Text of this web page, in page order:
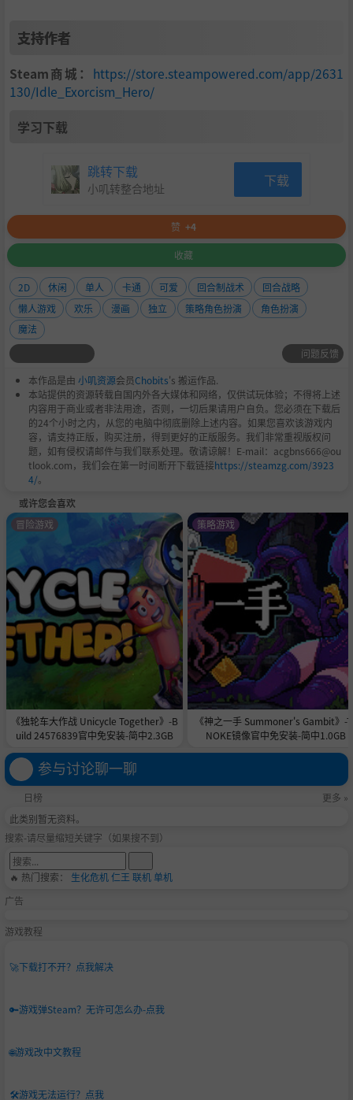
支持作者
Steam商城： https://store.steampowered.com/app/2631
130/Idle_Exorcism_Hero/
学习下载
跳转下载
小叽转整合地址 下载
赞 +4
收藏
2D 休闲 单人 卡通 可爱 回合制战术
回合战略
懒人游戏
欢乐 漫画 独立 策略角色扮演
角色扮演
魔法
问题反馈
本作品是由 小叽资源会员Chobits's 搬运作品.
本站提供的资源转载自国内外各大媒体和网络，仅供试玩体验；不得将上述
内容用于商业或者非法用途，否则，一切后果请用户自负。您必须在下载后
的24个小时之内，从您的电脑中彻底删除上述内容。如果您喜欢该游戏内
容，请支持正版，购买注册，得到更好的正版服务。我们非常重视版权问
题，如有侵权请邮件与我们联系处理。敬请谅解！E-mail：acgbns666@ou
tlook.com，我们会在第一时间断开下载链接https://steamzg.com/3923
4/。
或许您会喜欢
《独轮车大作战 Unicycle Together》-B
uild 24576839官中免安装-简中2.3GB
冒险游戏
《神之一手 Summoner's Gambit》-
NOKE镜像官中免安装-简中1.0GB
策略游戏
参与讨论聊一聊
日榜
更多 »
此类别暂无资料。
搜索-请尽量缩短关键字（如果搜不到）
🔥 热门搜索： 生化危机仁王 联机单机
广告
游戏教程
🚀下载打不开？点我解决
🔑游戏弹Steam？无许可怎么办-点我
🌐游戏改中文教程
🛠️游戏无法运行？点我